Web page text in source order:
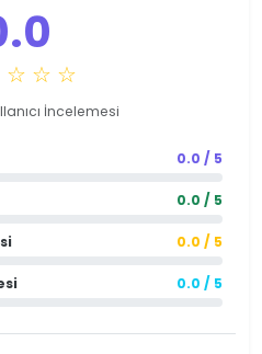
☆ ☆ ☆
İncelemesi
0.0 / 5
0.0 / 5
0.0 / 5
0.0 / 5